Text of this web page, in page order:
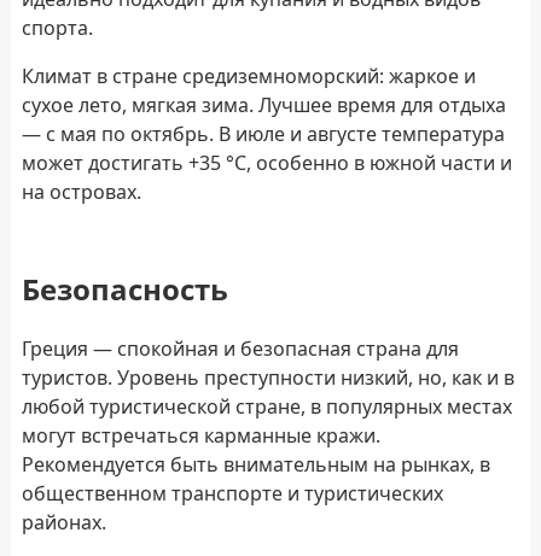
спорта.
Климат в стране средиземноморский: жаркое и
сухое лето, мягкая зима. Лучшее время для отдыха
— с мая по октябрь. В июле и августе температура
может достигать +35 °C, особенно в южной части и
на островах.
Безопасность
Греция — спокойная и безопасная страна для
туристов. Уровень преступности низкий, но, как и в
любой туристической стране, в популярных местах
могут встречаться карманные кражи.
Рекомендуется быть внимательным на рынках, в
общественном транспорте и туристических
районах.